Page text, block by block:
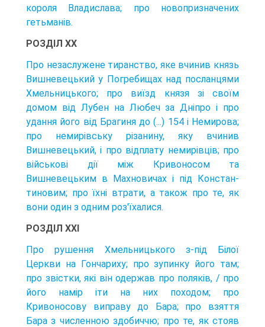
короля Владислава; про новопризначених
гетьманів.
РОЗДІЛ XX
Про незаслужене тиранство, яке вчинив князь
Вишневецький у Погребищах над посланцями
Хмельницького; про виїзд князя зі своїм
домом від Лубен на Любеч за Дніпро і про
удання його від Брагиня до (...) 154 і Немирова;
про немирівську різанину, яку вчинив
Вишневецький, і про відплату немирівців; про
військові дії між Кривоносом та
Вишневецьким в Махновичах і під Констан-
тиновим; про їхні втрати, а також про те, як
вони один з одним роз'їхалися.
РОЗДІЛ XXI
Про рушення Хмельницького з-під Білої
Церкви на Гончариху; про зупинку його там;
про звістки, які він одержав про поляків, / про
його намір іти на них походом; про
Кривоносову виправу до Бара; про взяття
Бара з численною здобиччю; про те, як стояв